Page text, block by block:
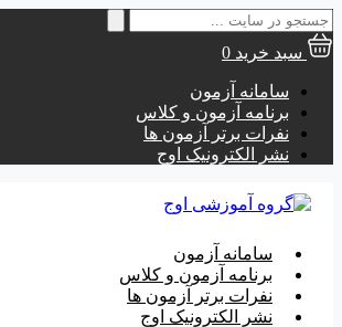
جستجو
برای:
سبد خرید 0
سامانه آزمون
برنامه آزمون و کلاس
نفرات برتر آزمون ها
نشر الکترونیک اوج
سامانه آزمون
برنامه آزمون و کلاس
نفرات برتر آزمون ها
نشر الکترونیک اوج